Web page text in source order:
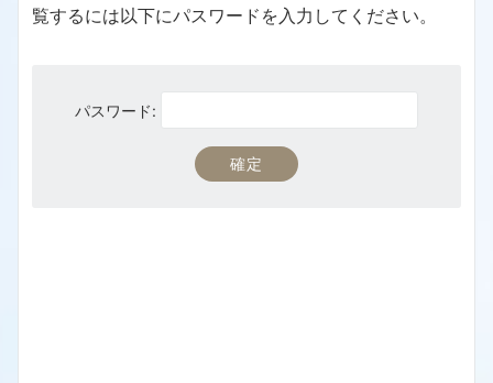
覧するには以下にパスワードを入力してください。
パスワード: